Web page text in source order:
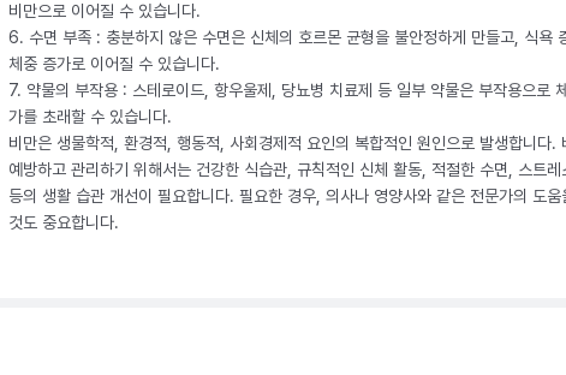
비만으로 이어질 수 있습니다.
6. 수면 부족 : 충분하지 않은 수면은 신체의 호르몬 균형을 불안정하게 만들고, 식욕
체중 증가로 이어질 수 있습니다.
7. 약물의 부작용 : 스테로이드, 항우울제, 당뇨병 치료제 등 일부 약물은 부작용으로
가를 초래할 수 있습니다.
비만은 생물학적, 환경적, 행동적, 사회경제적 요인의 복합적인 원인으로 발생합니다.
예방하고 관리하기 위해서는 건강한 식습관, 규칙적인 신체 활동, 적절한 수면, 스트레
등의 생활 습관 개선이 필요합니다. 필요한 경우, 의사나 영양사와 같은 전문가의 도움
것도 중요합니다.